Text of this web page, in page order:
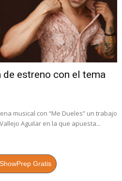
estreno con el tema
musical con “Me Dueles” un trabajo
Aguilar en la que apuesta...
Gratis